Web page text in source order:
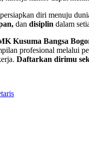
diri menuju
dan disiplin dalam
Kusuma Bangsa
profesional melalui
Daftarkan dirimu